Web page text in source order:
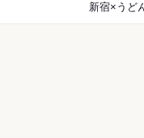
新宿×うど